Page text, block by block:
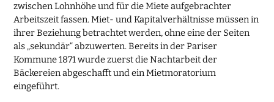
zwischen Lohnhöhe und für die Miete aufgebrachter
Arbeitszeit fassen. Miet- und Kapitalverhältnisse müssen in
ihrer Beziehung betrachtet werden, ohne eine der Seiten
als „sekundär“ abzuwerten. Bereits in der Pariser
Kommune 1871 wurde zuerst die Nachtarbeit der
Bäckereien abgeschafft und ein Mietmoratorium
eingeführt.